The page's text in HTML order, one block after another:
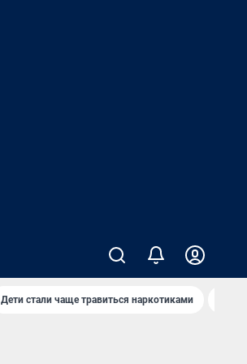
Дети стали чаще травиться наркотиками